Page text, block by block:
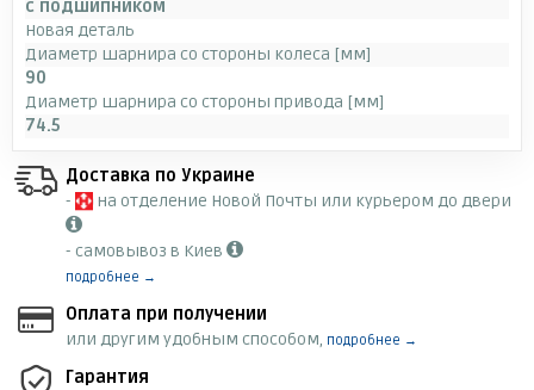
с подшипником
Новая деталь
Диаметр шарнира со стороны колеса [мм]
90
Диаметр шарнира со стороны привода [мм]
74.5
Доставка по Украине
-
на отделение Новой Почты или курьером до двери
- самовывоз в Киев
подробнее →
Оплата при получении
или другим удобным способом, подробнее →
Гарантия